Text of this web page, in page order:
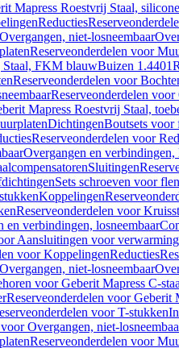
Mapress Roestvrij Staal,
Reducties
niet-losneembaar
Reserveonderdelen voor
Staal, FKM blauwBuizen 1.4401
Reserveonderdelen voor
Reserveonderdelen
Mapress Roestvrij Staal,
DichtingenBoutsets voor
Reserveonderdelen voor
Overgangen en verbindingen,
Sluitingen
Sets schroeven voor
Koppelingen
Reserveonderdelen voor
en verbindingen, losneembaar
Aansluitingen voor verwarming
voor KoppelingenReducties
niet-losneembaar
voor Geberit Mapress C-
Reserveonderdelen voor Geberit
voor T-stukken
Overgangen, niet-
Reserveonderdelen voor